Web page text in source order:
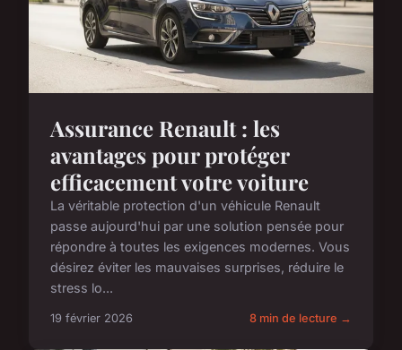
Assurance Renault : les
avantages pour protéger
efficacement votre voiture
La véritable protection d'un véhicule Renault
passe aujourd'hui par une solution pensée pour
répondre à toutes les exigences modernes. Vous
désirez éviter les mauvaises surprises, réduire le
stress lo...
19 février 2026 8 min de lecture →